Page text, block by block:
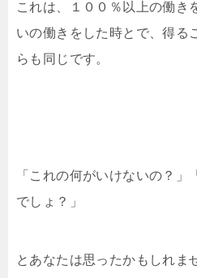
これは、１００％以上の働き
いの働きをした時とで、得る
らも同じです。
「これの何がいけないの？
でしょ？」
とあなたは思ったかもしれま